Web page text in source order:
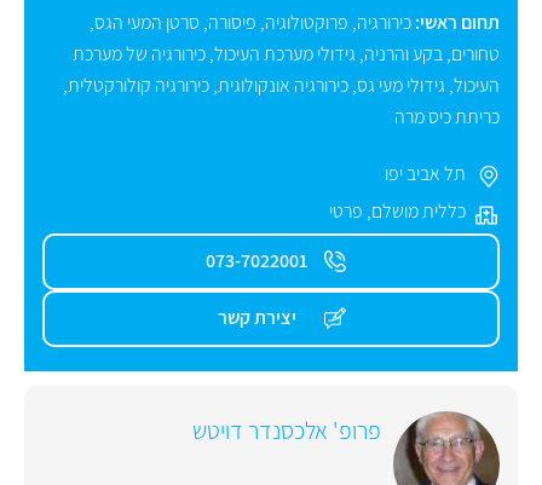
תחום ראשי:כירורגיה, פרוקטולוגיה, פיסורה, סרטן המעי הגס,
טחורים,בקע והרניה, גידולי מערכת העיכול,כירורגיה של מערכת
העיכול, גידולי מעי גס,כירורגיה אונקולוגית,כירורגיה קולורקטלית,
כריתת כיס מרה
תל אביב יפו
כללית מושלם, פרטי
073-7022001
יצירת קשר
פרופ' אלכסנדר דויטש